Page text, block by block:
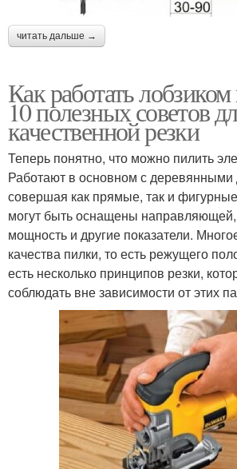
читать дальше →
Как работать
10 полезных советов
качественной резки
Теперь понятно, что можно пилить
Работают в основном с деревянными
совершая как прямые, так и
могут быть оснащены
мощность и другие показатели.
качества пилки, то есть режущего
есть несколько принципов резки,
соблюдать вне зависимости от этих